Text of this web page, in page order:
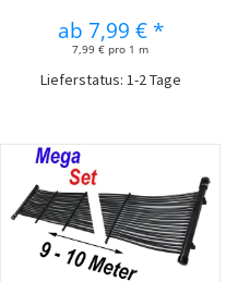
ab 7,99 € *
7,99 € pro 1 m
Lieferstatus: 1-2 Tage